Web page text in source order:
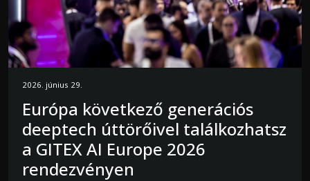
2026. június 29.
Európa következő generációs
deeptech úttörőivel találkozhatsz
a GITEX AI Europe 2026
rendezvényen